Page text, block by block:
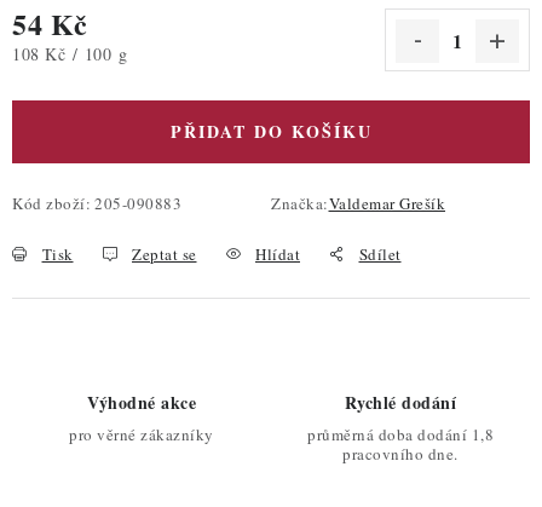
54 Kč
Měrná cena:
108 Kč / 100 g
PŘIDAT DO KOŠÍKU
Kód zboží: 205-090883 Značka:Valdemar Grešík
Tisk Zeptat se Hlídat Sdílet
Výhodné akce
pro věrné zákazníky
Rychlé dodání
průměrná doba dodání 1,8
pracovního dne.